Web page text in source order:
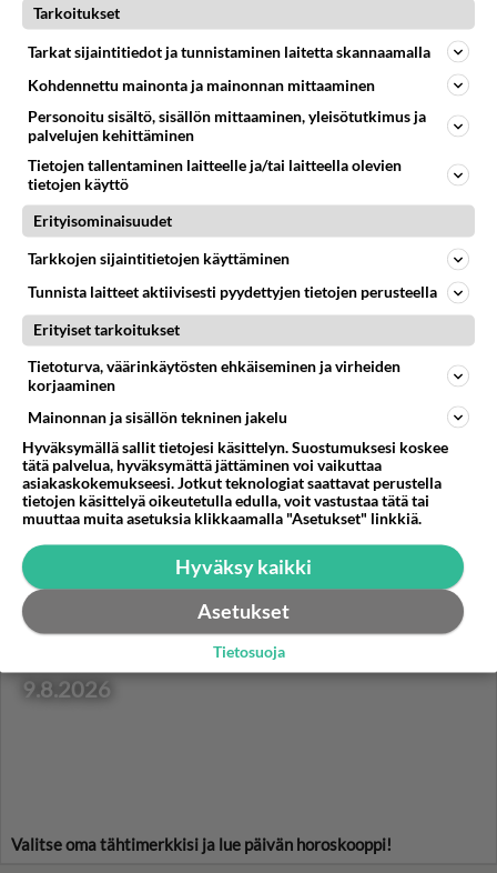
RESEPTIT
Avocadorisotto vaatii hieman
lopussa kiitos seisoo.
Italiansalaatti on tuttu eines,
mutta sen valmistus onnistuu
helposti kotonakin. Kokeile ja
ylläty!
Suklaakeksit maistuvat niin
hyviltä, että pellillinen menee
hetkessä!
Piimäkakku - muistoja
mummolasta!
Kanakeitto saa makua
freesauksesta.
HOROSKOOPPI
9.8.2026
Valitse oma tähtimerkkisi ja lue päivän horoskooppi!
Tarkoitukset
Tarkat sijaintitiedot ja tunnistaminen laitetta skannaamalla
Kohdennettu mainonta ja mainonnan mittaaminen
Personoitu sisältö, sisällön mittaaminen, yleisötutkimus ja
palvelujen kehittäminen
Tietojen tallentaminen laitteelle ja/tai laitteella olevien
tietojen käyttö
Erityisominaisuudet
Tarkkojen sijaintitietojen käyttäminen
Tunnista laitteet aktiivisesti pyydettyjen tietojen perusteella
Erityiset tarkoitukset
Tietoturva, väärinkäytösten ehkäiseminen ja virheiden
korjaaminen
Mainonnan ja sisällön tekninen jakelu
Hyväksymällä sallit tietojesi käsittelyn. Suostumuksesi koskee
tätä palvelua, hyväksymättä jättäminen voi vaikuttaa
asiakaskokemukseesi. Jotkut teknologiat saattavat perustella
tietojen käsittelyä oikeutetulla edulla, voit vastustaa tätä tai
muuttaa muita asetuksia klikkaamalla "Asetukset" linkkiä.
Hyväksy kaikki
Asetukset
Tietosuoja